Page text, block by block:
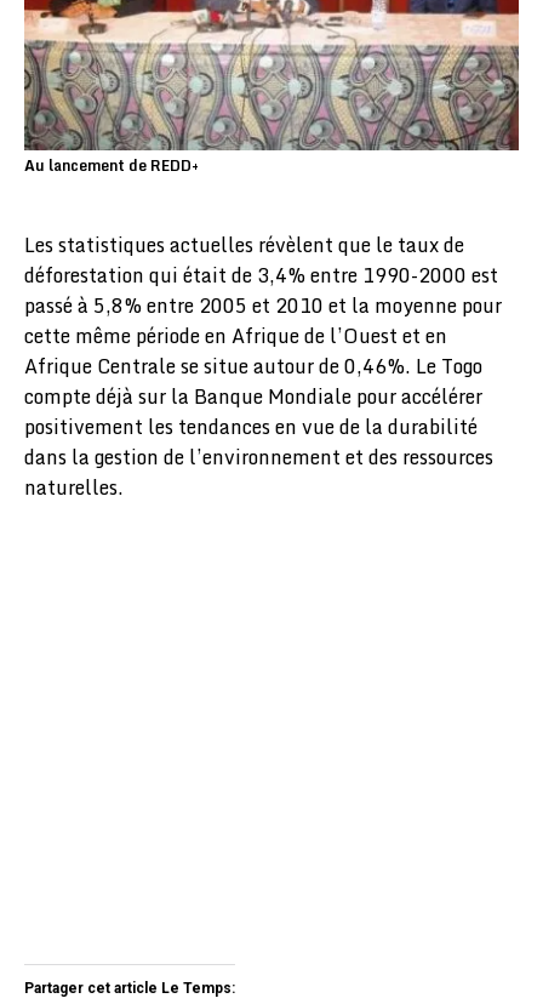
Au lancement de REDD+
Les statistiques actuelles révèlent que le taux de
déforestation qui était de 3,4% entre 1990-2000 est
passé à 5,8% entre 2005 et 2010 et la moyenne pour
cette même période en Afrique de l’Ouest et en
Afrique Centrale se situe autour de 0,46%. Le Togo
compte déjà sur la Banque Mondiale pour accélérer
positivement les tendances en vue de la durabilité
dans la gestion de l’environnement et des ressources
naturelles.
Partager cet article Le Temps: